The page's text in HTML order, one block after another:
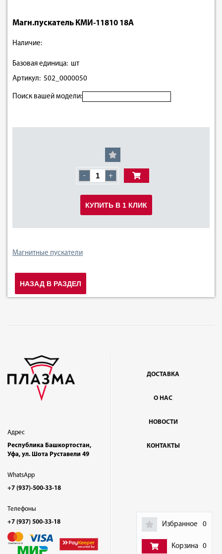
Избранное 0
Корзина 0
Магн.пускатель КМИ-11810 18А
Наличие:
Базовая единица: шт
Артикул: 502_0000050
Поиск вашей модели:
- +
КУПИТЬ В 1 КЛИК
Магнитные пускатели
НАЗАД В РАЗДЕЛ
Адрес
Республика Башкортостан,
Уфа, ул. Шота Руставели 49
WhatsApp
+7 (937)-500-33-18
Телефоны
+7 (937) 500-33-18
ДОСТАВКА
О НАС
НОВОСТИ
КОНТАКТЫ